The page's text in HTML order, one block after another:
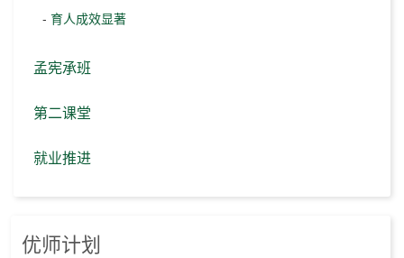
- 育人成效显著
孟宪承班
第二课堂
就业推进
优师计划